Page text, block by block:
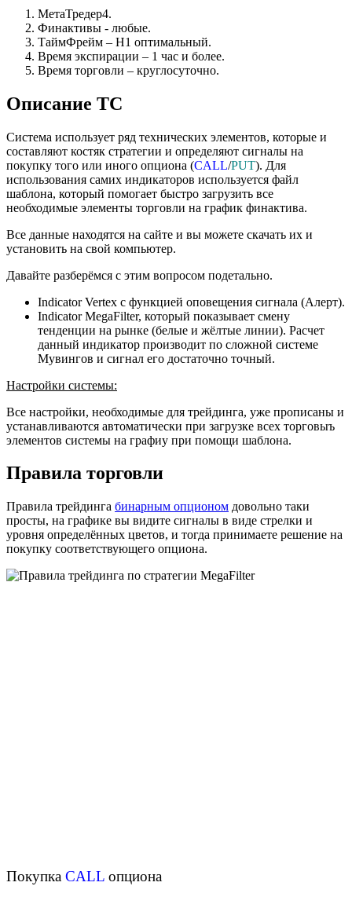
МетаТредер4.
Финактивы - любые.
ТаймФрейм – Н1 оптимальный.
Время экспирации – 1 час и более.
Время торговли – круглoсуточно.
Описание ТС
Система использует ряд технических элементов, которые и
составляют костяк стратегии и определяют сигналы на
покупку того или иного опциона (CALL/PUT). Для
использования самих индикаторов используется файл
шаблона, который помогает быстро загрузить все
необходимые элементы торговли на график финактива.
Все данные находятся на сайте и вы можете скачать их и
установить на свой компьютер.
Давайте разберёмся с этим вопросом подетально.
Indicator Vertex с функцией оповещения сигнала (Алерт).
Indicator MegaFilter, который показывает смену
тенденции на рынке (белые и жёлтые линии). Расчет
данный индикатор производит по сложной системе
Мувингов и сигнал его достаточно точный.
Настройки системы:
Все настройки, необходимые для трейдинга, уже прописаны и
устанавливаются автоматически при загрузке всех торговыъ
элементов системы на графиу при помощи шаблона.
Правила торговли
Правила трейдинга бинарным опционом довольно таки
просты, на графике вы видите сигналы в виде стрелки и
уровня определённых цветов, и тогда принимаете решение на
покупку соответствующего опциона.
Покупка CALL опциона